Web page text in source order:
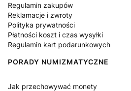
Regulamin zakupów
Reklamacje i zwroty
Polityka prywatności
Płatności koszt i czas wysyłki
Regulamin kart podarunkowych
PORADY NUMIZMATYCZNE
Jak przechowywać monety